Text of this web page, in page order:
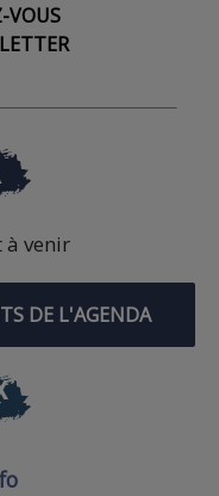
VOUS
à venir
DE L'AGENDA